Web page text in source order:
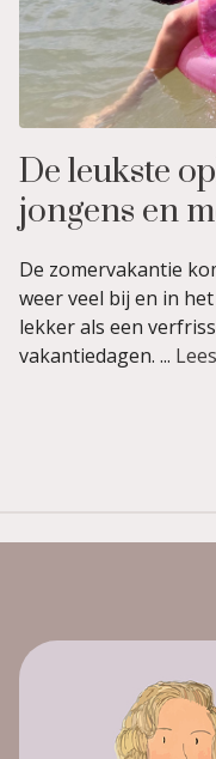
De leukste
jongens en
De zomervakantie
weer veel bij en in
lekker als een
vakantiedagen. ...